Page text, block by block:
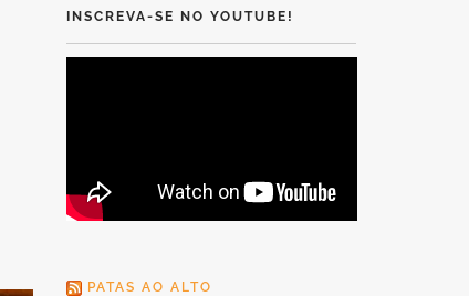
INSCREVA-SE NO YOUTUBE!
PATAS AO ALTO